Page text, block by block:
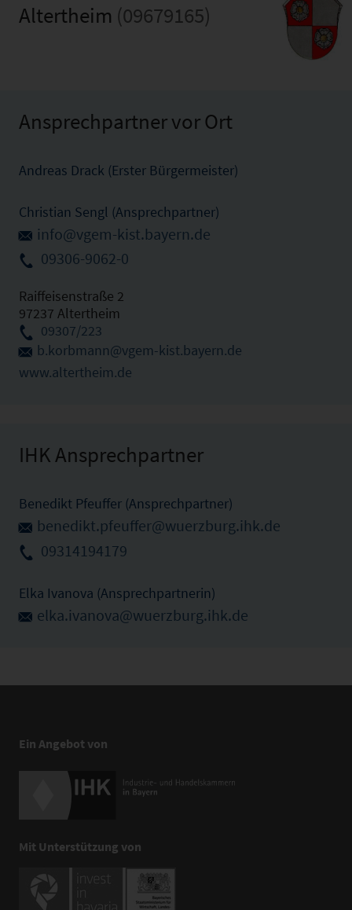
Altertheim (09679165)
Ansprechpartner vor Ort
Andreas Drack (Erster Bürgermeister)
Christian Sengl (Ansprechpartner)
info@vgem-kist.bayern.de
09306-9062-0
Raiffeisenstraße 2
97237 Altertheim
09307/223
b.korbmann@vgem-kist.bayern.de
www.altertheim.de
IHK Ansprechpartner
Benedikt Pfeuffer (Ansprechpartner)
benedikt.pfeuffer@wuerzburg.ihk.de
09314194179
Elka Ivanova (Ansprechpartnerin)
elka.ivanova@wuerzburg.ihk.de
Ein Angebot von
Mit Unterstützung von